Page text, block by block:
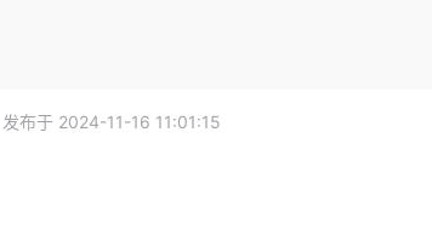
发布于 2024-11-16 11:01:15